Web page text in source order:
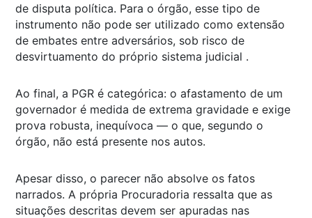
de disputa política. Para o órgão, esse tipo de
instrumento não pode ser utilizado como extensão
de embates entre adversários, sob risco de
desvirtuamento do próprio sistema judicial .
Ao final, a PGR é categórica: o afastamento de um
governador é medida de extrema gravidade e exige
prova robusta, inequívoca — o que, segundo o
órgão, não está presente nos autos.
Apesar disso, o parecer não absolve os fatos
narrados. A própria Procuradoria ressalta que as
situações descritas devem ser apuradas nas